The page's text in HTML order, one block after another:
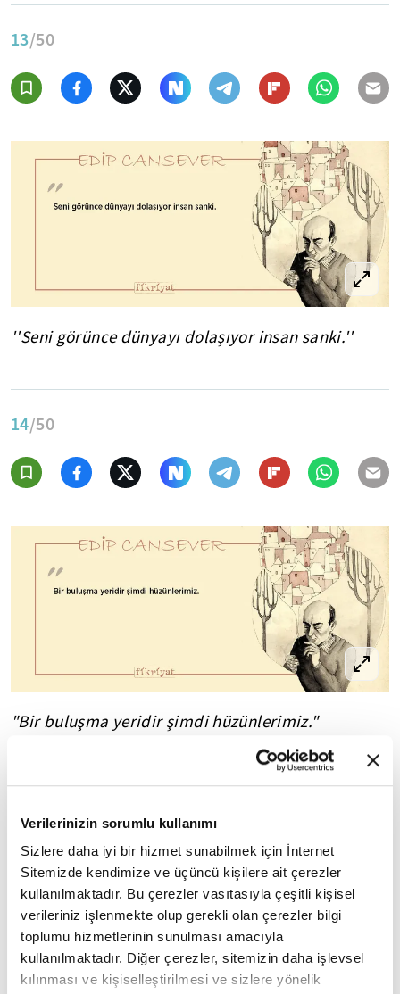
Verilerinizin sorumlu kullanımı
Sizlere daha iyi bir hizmet sunabilmek için İnternet
Sitemizde kendimize ve üçüncü kişilere ait çerezler
kullanılmaktadır. Bu çerezler vasıtasıyla çeşitli kişisel
verileriniz işlenmekte olup gerekli olan çerezler bilgi
toplumu hizmetlerinin sunulması amacıyla
kullanılmaktadır. Diğer çerezler, sitemizin daha işlevsel
kılınması ve kişiselleştirilmesi ve sizlere yönelik
13/50
''Seni görünce dünyayı dolaşıyor insan sanki.''
14/50
"Bir buluşma yeridir şimdi hüzünlerimiz."